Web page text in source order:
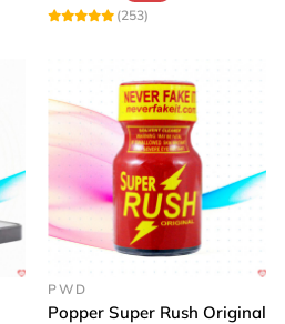
(253)
PWD
Popper Super Rush Original